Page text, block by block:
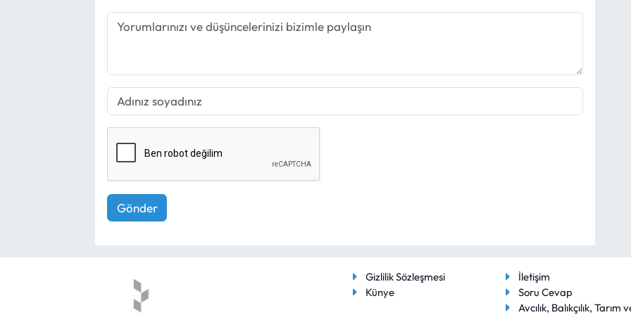
Gönder
Gizlilik Sözleşmesi
İletişim
Künye
Soru Cevap
Avcılık, Balıkçılık, Tarım